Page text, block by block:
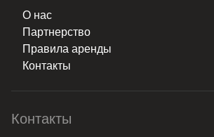
О нас
Партнерство
Правила аренды
Контакты
Контакты